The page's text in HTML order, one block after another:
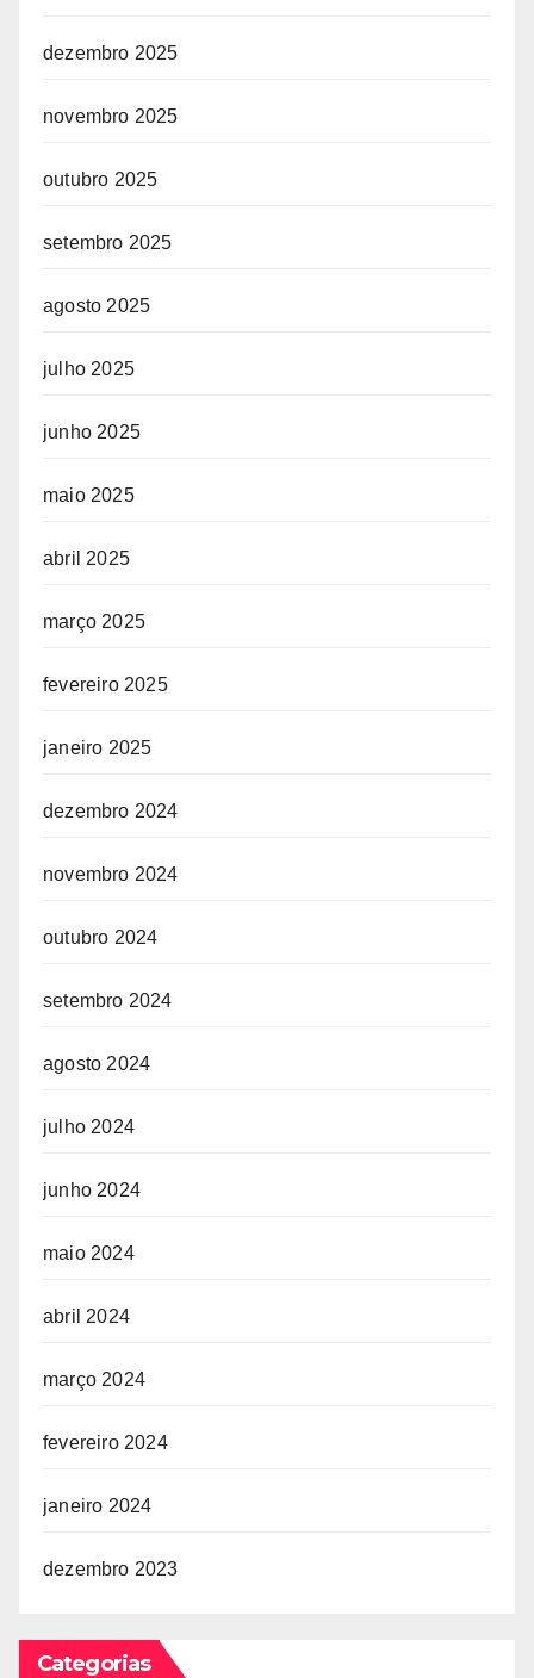
dezembro 2025
novembro 2025
outubro 2025
setembro 2025
agosto 2025
julho 2025
junho 2025
maio 2025
abril 2025
março 2025
fevereiro 2025
janeiro 2025
dezembro 2024
novembro 2024
outubro 2024
setembro 2024
agosto 2024
julho 2024
junho 2024
maio 2024
abril 2024
março 2024
fevereiro 2024
janeiro 2024
dezembro 2023
Categorias